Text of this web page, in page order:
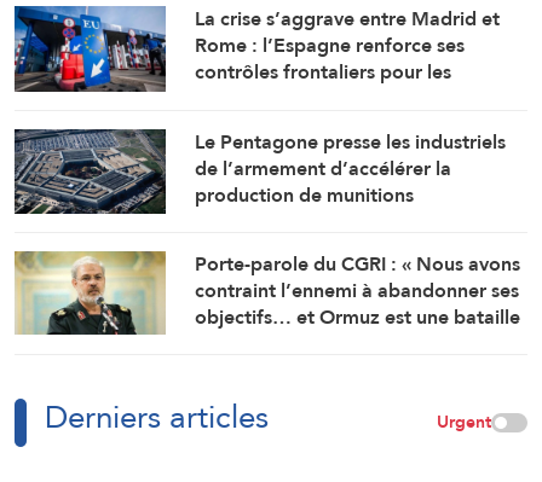
La crise s’aggrave entre Madrid et
Rome : l’Espagne renforce ses
contrôles frontaliers pour les
Le Pentagone presse les industriels
de l’armement d’accélérer la
production de munitions
Porte-parole du CGRI : « Nous avons
contraint l’ennemi à abandonner ses
objectifs… et Ormuz est une bataille
Derniers articles Urgent